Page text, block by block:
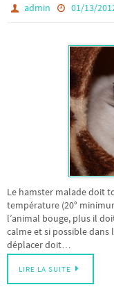
admin 01/13/
Le hamster malade doit
température (20°
l’animal bouge, plus il
calme et si possible dans
déplacer doit…
LIRE LA SUITE